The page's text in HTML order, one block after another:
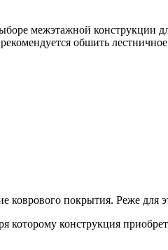
межэтажной конструкции
обшить
коврового покрытия. Реже для
конструкция